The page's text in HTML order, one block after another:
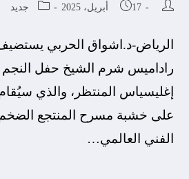
17 أبريل، 2025 جديد
الرياض-د.اشواق الحربي
راداميس شرم الشيخ حفل النجم
على خشبة مسرح المنتجع
الفني العالمي…